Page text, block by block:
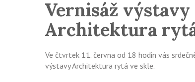
Vernisáž výstavy
Architektura
Ve čtvrtek 11. června od 18 hodin vás
výstavy Architektura rytá ve skle.